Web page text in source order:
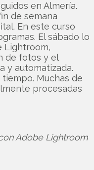
en Almería.
de semana
En este curso
El sábado lo
Lightroom,
de fotos y el
y automatizada.
Muchas de
procesadas
Adobe Lightroom